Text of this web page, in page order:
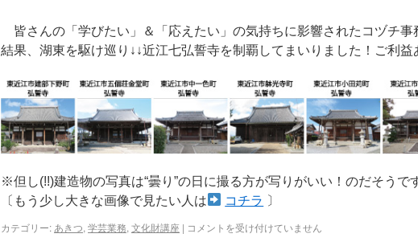
皆さんの「学びたい」＆「応えたい」の気持ちに影響されたコヅチ事
結果、湖東を駆け巡り↓↓近江七弘誓寺を制覇してまいりました！ご利
※但し(!!)建造物の写真は“曇り”の日に撮る方が写りがいい！のだそうで
〔もう少し大きな画像で見たい人は
コチラ 〕
カテゴリー: あきつ, 学芸業務, 文化財講座 | コメントを受け付けていません